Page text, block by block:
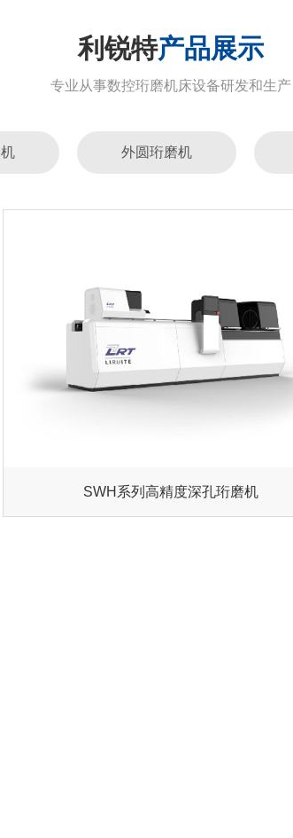
利锐特产品展示
专业从事数控珩磨机床设备研发和生产
外圆珩磨机
SWH系列高精度深孔珩磨机